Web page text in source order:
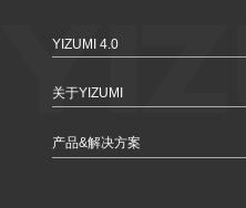
YIZUMI 4.0
关于YIZUMI
产品&解决方案